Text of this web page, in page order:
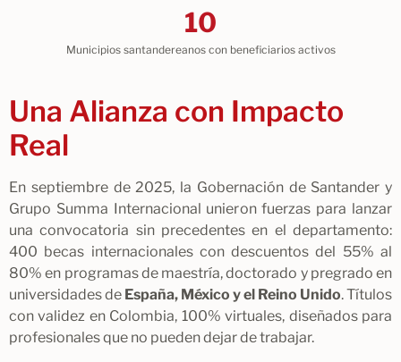
10
Municipios santandereanos con beneficiarios activos
Una Alianza con Impacto
Real
En septiembre de 2025, la Gobernación de Santander y
Grupo Summa Internacional unieron fuerzas para lanzar
una convocatoria sin precedentes en el departamento:
400 becas internacionales con descuentos del 55% al
80% en programas de maestría, doctorado y pregrado en
universidades de España, México y el Reino Unido. Títulos
con validez en Colombia, 100% virtuales, diseñados para
profesionales que no pueden dejar de trabajar.